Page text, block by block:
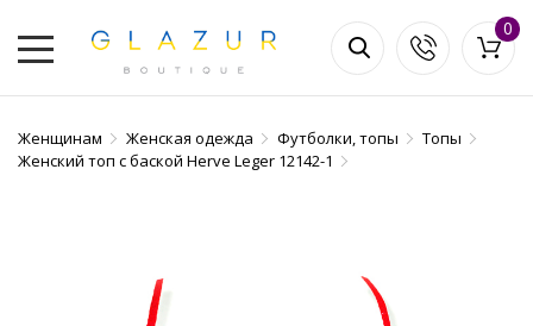
0
Женщинам Женская одежда Футболки, топы
Топы
Женский топ с баской Herve Leger 12142-1